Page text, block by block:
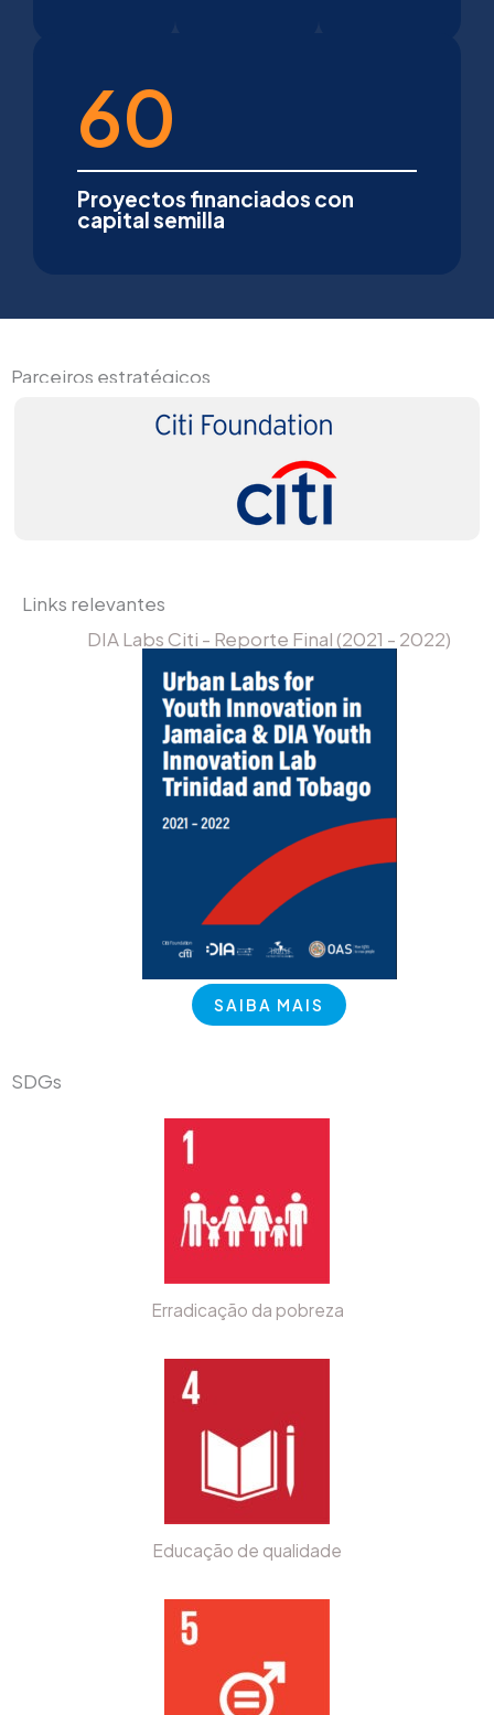
60
Proyectos financiados con
capital semilla
Parceiros estratégicos
Links relevantes
DIA Labs Citi - Reporte Final (2021 - 2022)
SAIBA MAIS
SDGs
Erradicação da pobreza
Educação de qualidade